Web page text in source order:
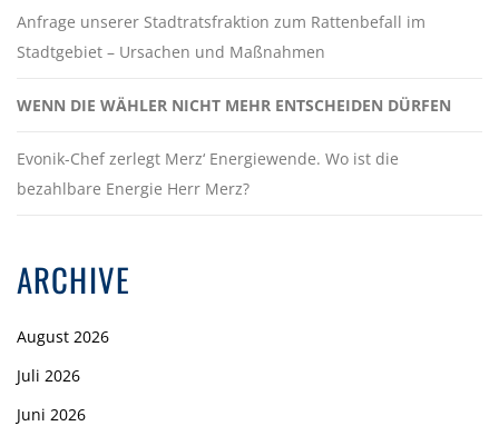
Anfrage unserer Stadtratsfraktion zum Rattenbefall im
Stadtgebiet – Ursachen und Maßnahmen
WENN DIE WÄHLER NICHT MEHR ENTSCHEIDEN DÜRFEN
Evonik-Chef zerlegt Merz‘ Energiewende. Wo ist die
bezahlbare Energie Herr Merz?
ARCHIVE
August 2026
Juli 2026
Juni 2026